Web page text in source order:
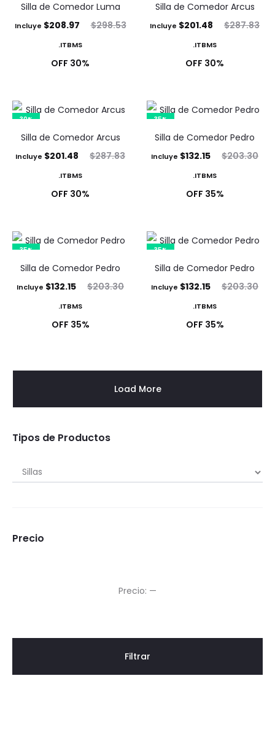
Silla de Comedor Luma
$298.53
El
precio
original
$208.97
El
$208.97.
Incluye
ITBMS.
30% OFF
Silla de Comedor Arcus
$287.83
El
precio
original
$201.48
El
$201.48.
Incluye
ITBMS.
30% OFF
30%
Silla de Comedor Arcus
$287.83
El
precio
original
$201.48
El
$201.48.
Incluye
ITBMS.
30% OFF
35%
Silla de Comedor Pedro
$203.30
El
precio
original
$132.15
El
$132.15.
Incluye
ITBMS.
35% OFF
35%
Silla de Comedor Pedro
$203.30
El
precio
original
$132.15
El
Incluye
ITBMS.
35% OFF
35%
Silla de Comedor Pedro
$203.30
El
precio
original
$132.15
El
Incluye
ITBMS.
35% OFF
Load More
Tipos de Productos
Precio
Precio
Precio
Filtrar
Precio: —